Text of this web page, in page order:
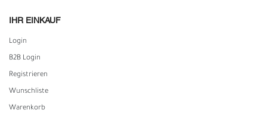
IHR EINKAUF
Login
B2B Login
Registrieren
Wunschliste
Warenkorb